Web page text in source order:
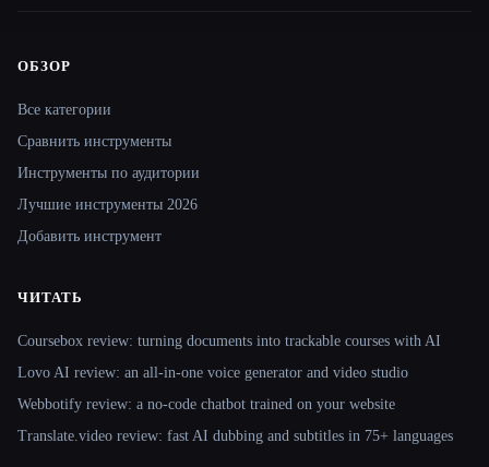
Site navigation
ОБЗОР
Все категории
Сравнить инструменты
Инструменты по аудитории
Лучшие инструменты 2026
Добавить инструмент
ЧИТАТЬ
Coursebox review: turning documents into trackable courses with AI
Lovo AI review: an all-in-one voice generator and video studio
Webbotify review: a no-code chatbot trained on your website
Translate.video review: fast AI dubbing and subtitles in 75+ languages